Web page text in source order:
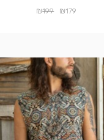
₪179
₪199